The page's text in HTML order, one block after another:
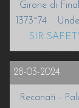
Girone di
1373~74
SIR
28-03-2024
Recanati -